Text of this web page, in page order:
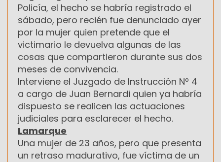
Policía, el hecho se habría registrado el
sábado, pero recién fue denunciado ayer
por la mujer quien pretende que el
victimario le devuelva algunas de las
cosas que compartieron durante sus dos
meses de convivencia.
Interviene el Juzgado de Instrucción Nº 4
a cargo de Juan Bernardi quien ya habría
dispuesto se realicen las actuaciones
judiciales para esclarecer el hecho.
Lamarque
Una mujer de 23 años, pero que presenta
un retraso madurativo, fue víctima de un